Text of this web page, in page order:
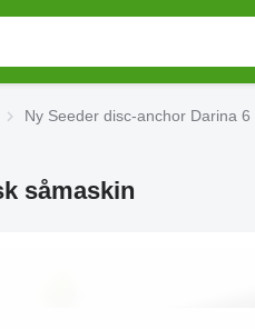
Ny Seeder disc-anchor Darina
såmaskin